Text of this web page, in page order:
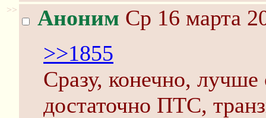
>> Аноним Ср 16 марта
>>1855
Сразу, конечно,
достаточно ПТС,